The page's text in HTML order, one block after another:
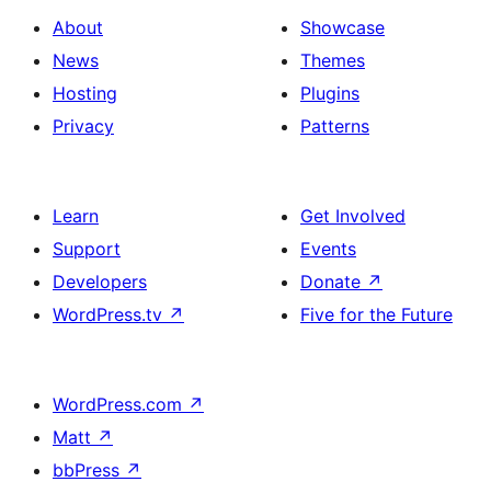
About
News
Hosting
Privacy
Showcase
Themes
Plugins
Patterns
Learn
Support
Developers
WordPress.tv ↗
Get Involved
Events
Donate ↗
Five for the Future
WordPress.com ↗
Matt ↗
bbPress ↗